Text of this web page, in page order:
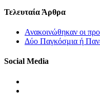
Τελευταία Άρθρα
Ανακοινώθηκαν οι
Δύο Παγκόσμια ή
Social Media